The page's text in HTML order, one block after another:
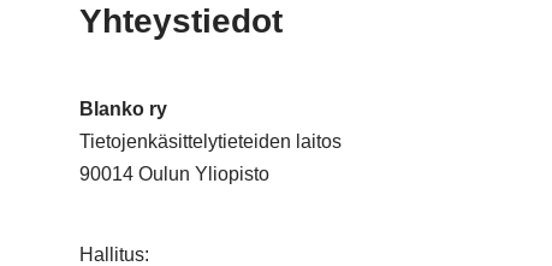
Yhteystiedot
Blanko ry
Tietojenkäsittelytieteiden laitos
90014 Oulun Yliopisto
Hallitus: